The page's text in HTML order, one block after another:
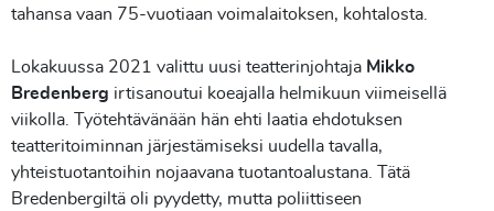
tahansa vaan 75-vuotiaan voimalaitoksen, kohtalosta.
Lokakuussa 2021 valittu uusi teatterinjohtaja Mikko
Bredenberg irtisanoutui koeajalla helmikuun viimeisellä
viikolla. Työtehtävänään hän ehti laatia ehdotuksen
teatteritoiminnan järjestämiseksi uudella tavalla,
yhteistuotantoihin nojaavana tuotantoalustana. Tätä
Bredenbergiltä oli pyydetty, mutta poliittiseen